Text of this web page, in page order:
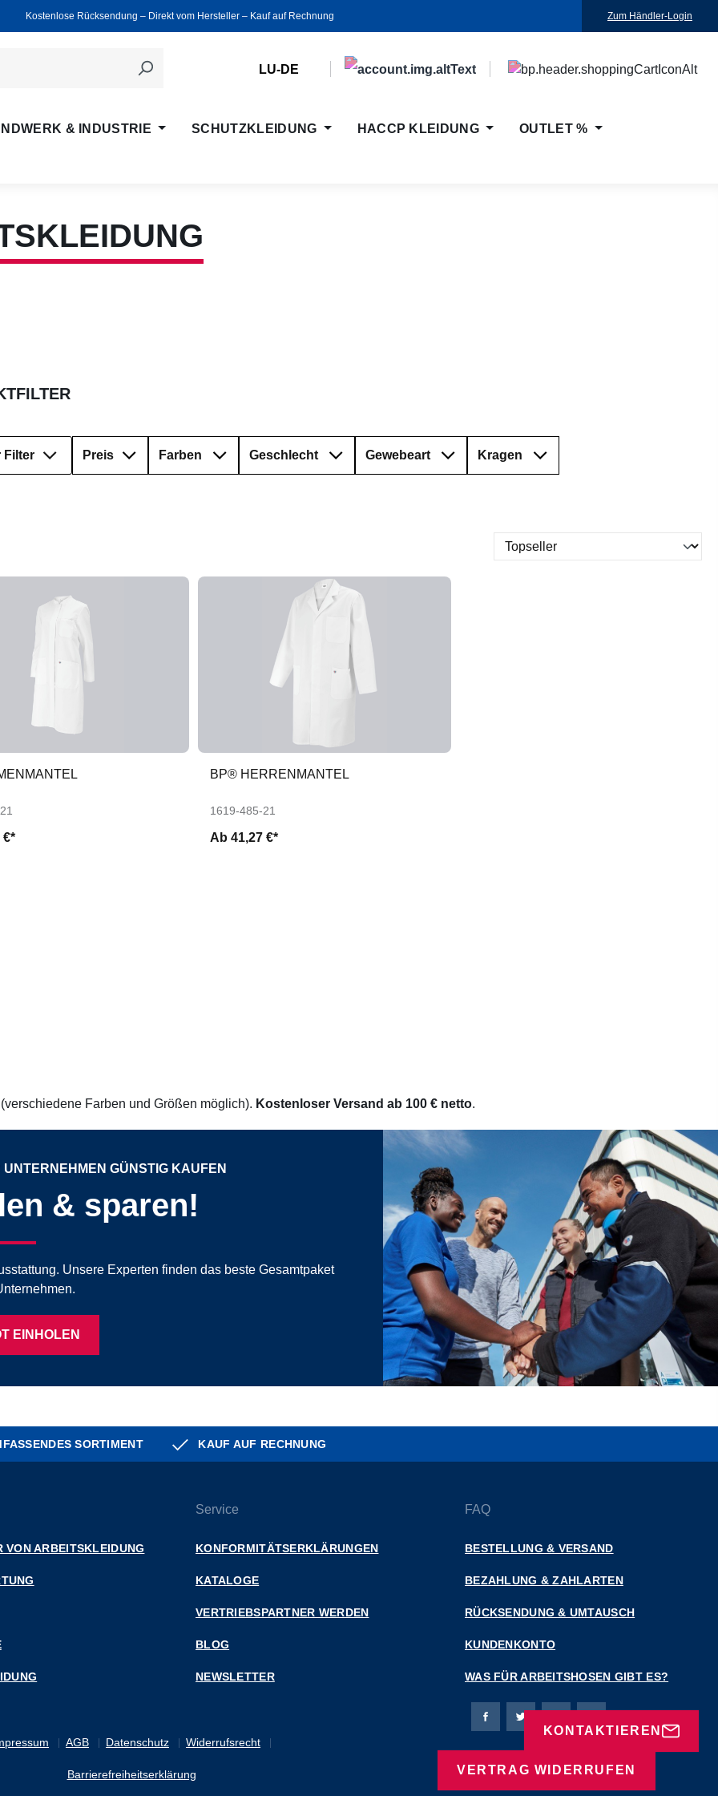
Kostenlose Rücksendung ‒ Direkt vom Hersteller ‒ Kauf auf Rechnung Zum Händler-Login
LU-DE
& INDUSTRIE SCHUTZKLEIDUNG HACCP KLEIDUNG OUTLET %
Preis Farben Geschlecht Gewebeart Kragen
Filter
€*
BP® HERRENMANTEL
1619-485-21
Ab 41,27 €*
(verschiedene Farben und Größen möglich). Kostenloser Versand ab 100 € netto.
GÜNSTIG KAUFEN
& sparen!
Unsere Experten finden das beste Gesamtpaket
EINHOLEN
KONTAKTIEREN
SORTIMENT KAUF AUF RECHNUNG
VON ARBEITSKLEIDUNG
Service
KONFORMITÄTSERKLÄRUNGEN
KATALOGE
VERTRIEBSPARTNER WERDEN
BLOG
NEWSLETTER
FAQ
BESTELLUNG & VERSAND
BEZAHLUNG & ZAHLARTEN
RÜCKSENDUNG & UMTAUSCH
KUNDENKONTO
WAS FÜR ARBEITSHOSEN GIBT ES?
AGB Datenschutz Widerrufsrecht
Barrierefreiheitserklärung
Bierbaum-Proenen Facebook-Seite
Bierbaum-Proenen Twitter Seite
Bierbaum-Proenen LinkedIn
Bierbaum-Proenen
VERTRAG WIDERRUFEN